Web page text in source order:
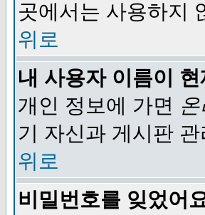
곳에서는 사용하지
위로
내 사용자 이름이
개인 정보에 가면
기 자신과 게시판
위로
비밀번호를 잊었어